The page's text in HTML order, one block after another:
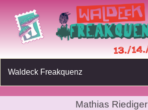
Waldeck Freakquenz
Mathias Riediger